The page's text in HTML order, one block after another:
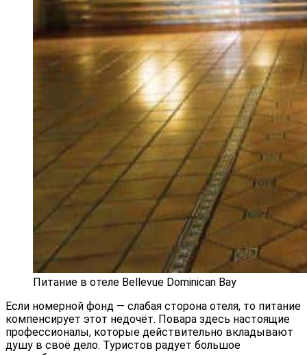
Питание в отеле Bellevue Dominican Baу
Если номерной фонд — слабая сторона отеля, то питание
компенсирует этот недочёт. Повара здесь настоящие
профессионалы, которые действительно вкладывают
душу в своё дело. Туристов радует большое